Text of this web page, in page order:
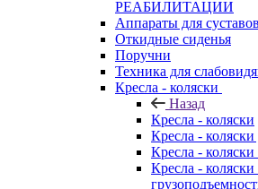
РЕАБИЛИТАЦИИ
Аппараты для суставов
Откидные сиденья
Поручни
Техника для
Кресла - коляски
Назад
Кресла - коляски
Кресла - коляски
Кресла -
Кресла -